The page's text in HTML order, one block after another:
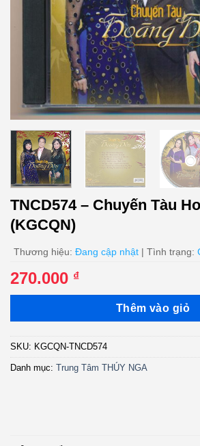
TNCD574 – Chuyến Tàu
(KGCQN)
Thương hiệu: Đang cập nhật | Tình trạng:
270.000 ₫
Thêm vào giỏ
SKU: KGCQN-TNCD574
Danh mục: Trung Tâm THÚY NGA